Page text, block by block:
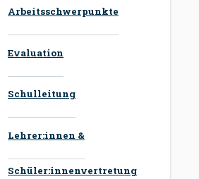
Arbeitsschwerpunkte
Evaluation
Schulleitung
Lehrer:innen &
Schüler:innenvertretung